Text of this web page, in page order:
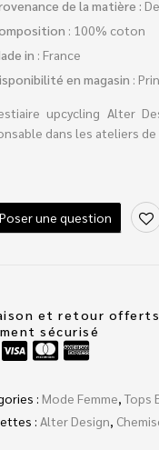
de la matière :
: 100% coton
in : France
en magasin :
upcycling Alter
dans les ateliers de
Poser une question
et retour offerts
sécurisé
: Mode Femme, Tops
: Alter Design,